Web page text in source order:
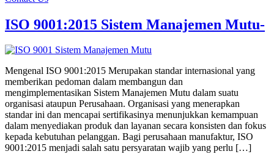
ISO 9001:2015 Sistem Manajemen Mutu-
Mengenal ISO 9001:2015 Merupakan standar internasional yang
memberikan pedoman dalam membangun dan
mengimplementasikan Sistem Manajemen Mutu dalam suatu
organisasi ataupun Perusahaan. Organisasi yang menerapkan
standar ini dan mencapai sertifikasinya menunjukkan kemampuan
dalam menyediakan produk dan layanan secara konsisten dan fokus
kepada kebutuhan pelanggan. Bagi perusahaan manufaktur, ISO
9001:2015 menjadi salah satu persyaratan wajib yang perlu […]